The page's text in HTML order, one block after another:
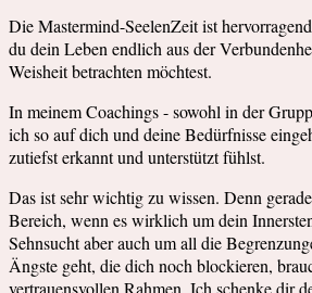
Die Mastermind-SeelenZeit ist
du dein Leben endlich aus der
Weisheit betrachten möchtest.
In meinem Coachings - sowohl in der
ich so auf dich und deine Bedürfnisse
zutiefst erkannt und unterstützt fühlst.
Das ist sehr wichtig zu wissen. Denn
Bereich, wenn es wirklich um dein
Sehnsucht aber auch um all die
Ängste geht, die dich noch blockieren,
vertrauensvollen Rahmen. Ich schenke dir